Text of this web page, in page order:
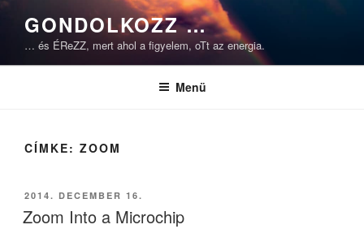
Tartalomhoz
GONDOLKOZZ …
… és ÉReZZ, mert ahol a figyelem, oTt az energia.
Menü
CÍMKE: ZOOM
BEKÜLDVE:
2014. DECEMBER 16.
Zoom Into a Microchip